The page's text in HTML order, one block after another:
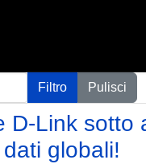
Filtro Pulisci
D-Link sotto
globali!